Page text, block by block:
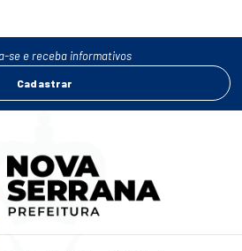
se e receba informativos
Cadastrar